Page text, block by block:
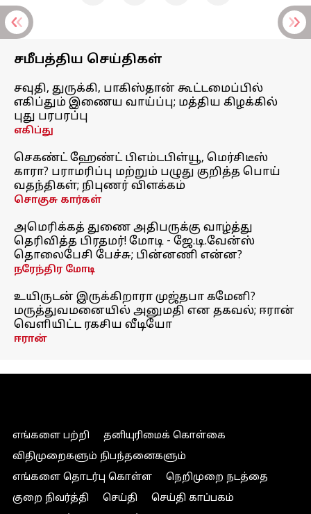
சமீபத்திய செய்திகள்
சவுதி, துருக்கி, பாகிஸ்தான் கூட்டமைப்பில்
எகிப்தும் இணைய வாய்ப்பு; மத்திய கிழக்கில்
புது பரபரப்பு
எகிப்து
செகண்ட் ஹேண்ட் பிஎம்டபிள்யூ, மெர்சிடீஸ்
காரா? பராமரிப்பு மற்றும் பழுது குறித்த பொய்
வதந்திகள்; நிபுணர் விளக்கம்
சொகுசு கார்கள்
அமெரிக்கத் துணை அதிபருக்கு வாழ்த்து
தெரிவித்த பிரதமர்! மோடி - ஜே.டி.வேன்ஸ்
தொலைபேசி பேச்சு; பின்னணி என்ன?
நரேந்திர மோடி
உயிருடன் இருக்கிறாரா முஜ்தபா கமேனி?
மருத்துவமனையில் அனுமதி என தகவல்; ஈரான்
வெளியிட்ட ரகசிய வீடியோ
ஈரான்
எங்களை பற்றி
தனியுரிமைக் கொள்கை
விதிமுறைகளும் நிபந்தனைகளும்
எங்களை தொடர்பு கொள்ள
நெறிமுறை நடத்தை
குறை நிவர்த்தி
செய்தி
செய்தி காப்பகம்